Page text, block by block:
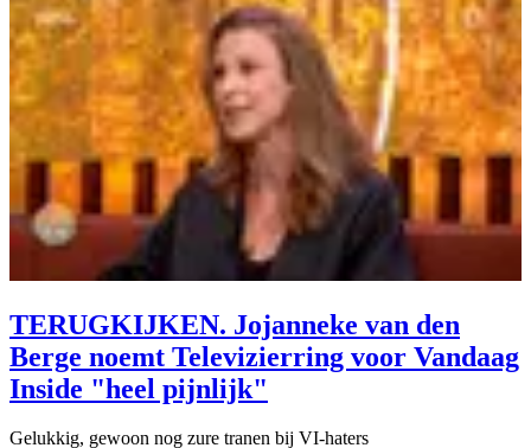
TERUGKIJKEN. Jojanneke van den
Berge noemt Televizierring voor Vandaag
Inside "heel pijnlijk"
Gelukkig, gewoon nog zure tranen bij VI-haters